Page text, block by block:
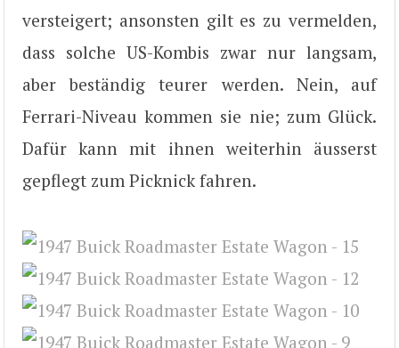
versteigert; ansonsten gilt es zu vermelden,
dass solche US-Kombis zwar nur langsam,
aber beständig teurer werden. Nein, auf
Ferrari-Niveau kommen sie nie; zum Glück.
Dafür kann mit ihnen weiterhin äusserst
gepflegt zum Picknick fahren.